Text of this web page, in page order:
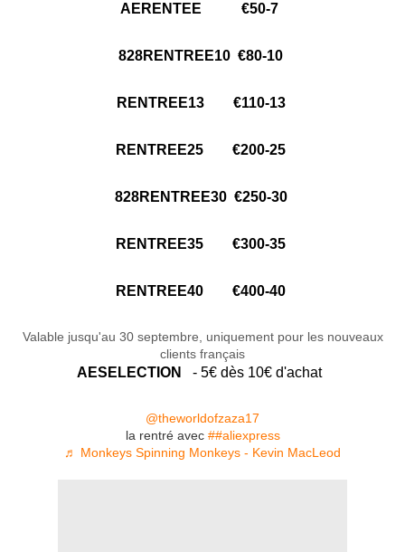
AERENTEE €50-7
828RENTREE10 €80-10
RENTREE13 €110-13
RENTREE25 €200-25
828RENTREE30 €250-30
RENTREE35 €300-35
RENTREE40 €400-40
Valable jusqu'au 30 septembre, uniquement pour les nouveaux
clients français
AESELECTION - 5€ dès 10€ d'achat
@theworldofzaza17
la rentré avec ##aliexpress
♬ Monkeys Spinning Monkeys - Kevin MacLeod